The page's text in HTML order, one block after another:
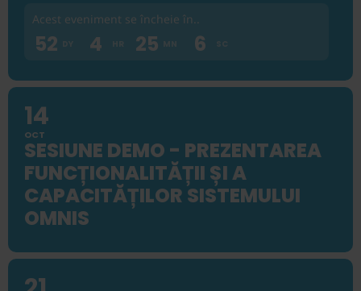
Acest eveniment se încheie în..
52 4 5
14
OCT
SESIUNE DEMO - PREZENTAREA
FUNCȚIONALITĂȚII ȘI A
CAPACITĂȚILOR SISTEMULUI
OMNIS